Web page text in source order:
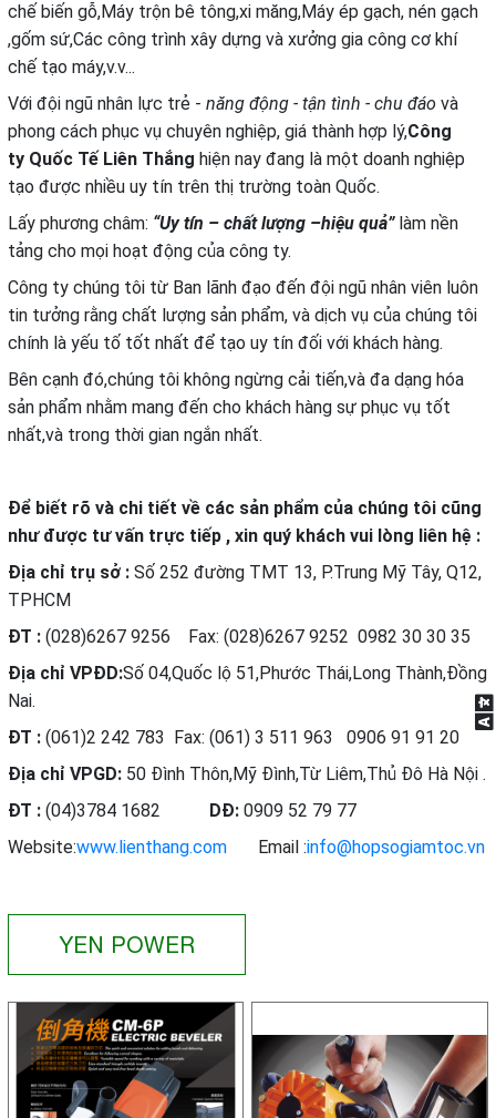
chế biến gỗ,Máy trộn bê tông,xi măng,Máy ép gạch, nén gạch
,gốm sứ,Các công trình xây dựng và xưởng gia công cơ khí
chế tạo máy,v.v...
Với đội ngũ nhân lực trẻ - năng động - tận tình - chu đáo và
phong cách phục vụ chuyên nghiệp, giá thành hợp lý,Công
ty Quốc Tế Liên Thắng hiện nay đang là một doanh nghiệp
tạo được nhiều uy tín trên thị trường toàn Quốc.
Lấy phương châm: “Uy tín – chất lượng –hiệu quả” làm nền
tảng cho mọi hoạt động của công ty.
Công ty chúng tôi từ Ban lãnh đạo đến đội ngũ nhân viên luôn
tin tưởng rằng chất lượng sản phẩm, và dịch vụ của chúng tôi
chính là yếu tố tốt nhất để tạo uy tín đối với khách hàng.
Bên cạnh đó,chúng tôi không ngừng cải tiến,và đa dạng hóa
sản phẩm nhằm mang đến cho khách hàng sự phục vụ tốt
nhất,và trong thời gian ngắn nhất.
Để biết rõ và chi tiết về các sản phẩm của chúng tôi cũng
như được tư vấn trực tiếp , xin quý khách vui lòng liên hệ :
Địa chỉ trụ sở :Số 252 đường TMT 13, P.Trung Mỹ Tây, Q12,
TPHCM
ĐT : (028)6267 9256 Fax: (028)6267 9252 0982 30 30 35
Địa chỉ VPĐD:Số 04,Quốc lộ 51,Phước Thái,Long Thành,Đồng
Nai.
ĐT :(061)2 242 783 Fax: (061) 3 511 963 0906 91 91 20
Địa chỉ VPGD: 50 Đình Thôn,Mỹ Đình,Từ Liêm,Thủ Đô Hà Nội .
ĐT : (04)3784 1682 DĐ: 0909 52 79 77
Website:www.lienthang.comEmail :info@hopsogiamtoc.vn
YEN POWER